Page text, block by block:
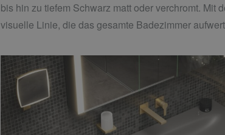
bis hin zu tiefem Schwarz matt oder verchromt.
visuelle Linie, die das gesamte Badezimmer